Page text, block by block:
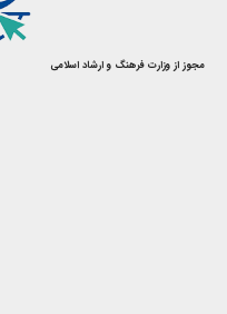
مجوز از وزارت فرهنگ و ارشاد اسلامی